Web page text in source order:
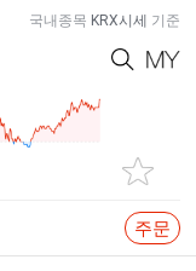
국내종목 KRX시세 기준
주문